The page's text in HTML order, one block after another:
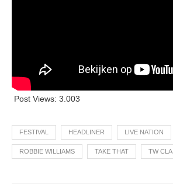
Post Views: 3.003
FESTIVAL HEADLINER LIVE NATION
ROBBIE WILLIAMS TAKE THAT TW